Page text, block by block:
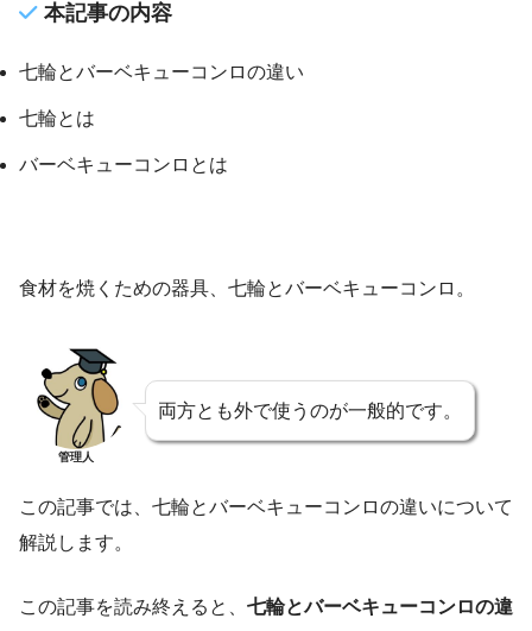
本記事の内容
七輪とバーベキューコンロの違い
七輪とは
バーベキューコンロとは
食材を焼くための器具、七輪とバーベキューコンロ。
管理人
両方とも外で使うのが一般的です。
この記事では、七輪とバーベキューコンロの違いについて
解説します。
この記事を読み終えると、 七輪とバーベキューコンロの違